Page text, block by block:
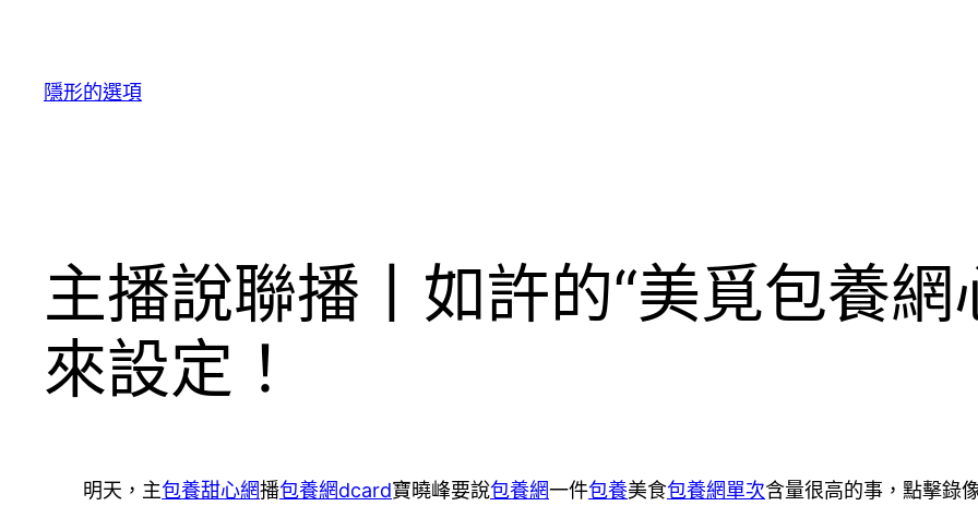
隱形的選項
主播說聯播丨如許的“美覓包養網
來設定！
明天，主包養甜心網播包養網dcard寶曉峰要說包養網一件包養美食包養網單次含量很高的事，點擊